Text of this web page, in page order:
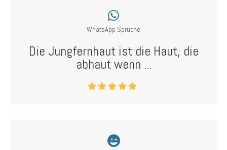
WhatsApp Sprüche
Die Jungfernhaut ist die Haut, die
abhaut wenn ...